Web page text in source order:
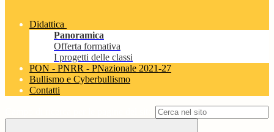
Didattica
Panoramica
Offerta formativa
I progetti delle classi
PON - PNRR - PNazionale 2021-27
Bullismo e Cyberbullismo
Contatti